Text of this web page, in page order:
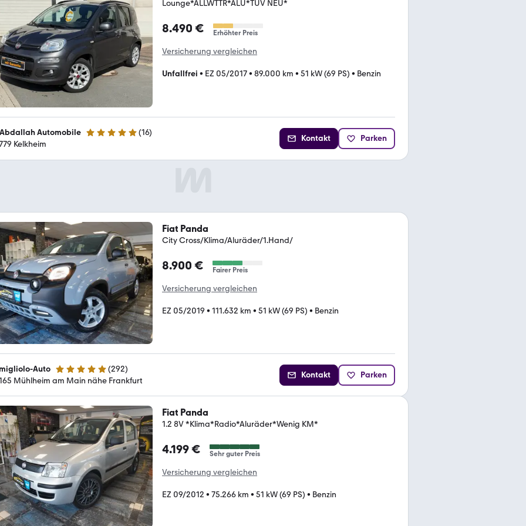
Lounge*ALLWTTR*ALU*TÜV NEU*
8.490 € Erhöhter Preis
Versicherung vergleichen
Unfallfrei • EZ 05/2017• 89.000 km • 51 kW (69 PS) • Benzin
Automobile 5 Sterne (16)
Kelkheim
Kontakt Parken
Fiat Panda
City Cross/Klima/Aluräder/1.Hand/
8.900 € Fairer Preis
Versicherung vergleichen
EZ 05/2019 • 111.632 km • 51 kW (69 PS) • Benzin
Auto 5 Sterne (292)
Mühlheim am Main nähe Frankfurt
Kontakt Parken
Fiat Panda
1.2 8V *Klima*Radio*Aluräder*Wenig KM*
4.199 € Sehr guter Preis
Versicherung vergleichen
EZ 09/2012 • 75.266 km • 51 kW (69 PS) • Benzin